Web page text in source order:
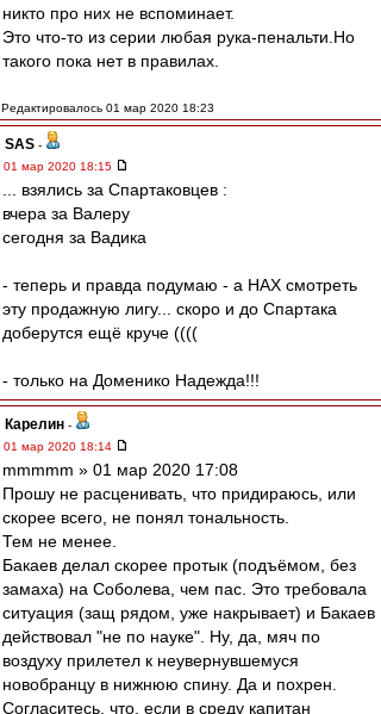
никто про них не вспоминает.
Это что-то из серии любая рука-пенальти.Но
такого пока нет в правилах.
Редактировалось 01 мар 2020 18:23
SAS -
01 мар 2020 18:15
... взялись за Спартаковцев :
вчера за Валеру
сегодня за Вадика
- теперь и правда подумаю - а НАХ смотреть
эту продажную лигу... скоро и до Спартака
доберутся ещё круче ((((
- только на Доменико Надежда!!!
Карелин -
01 мар 2020 18:14
mmmmm » 01 мар 2020 17:08
Прошу не расценивать, что придираюсь, или
скорее всего, не понял тональность.
Тем не менее.
Бакаев делал скорее протык (подъёмом, без
замаха) на Соболева, чем пас. Это требовала
ситуация (защ рядом, уже накрывает) и Бакаев
действовал "не по науке". Ну, да, мяч по
воздуху прилетел к неувернувшемуся
новобранцу в нижнюю спину. Да и похрен.
Согласитесь, что, если в среду капитан